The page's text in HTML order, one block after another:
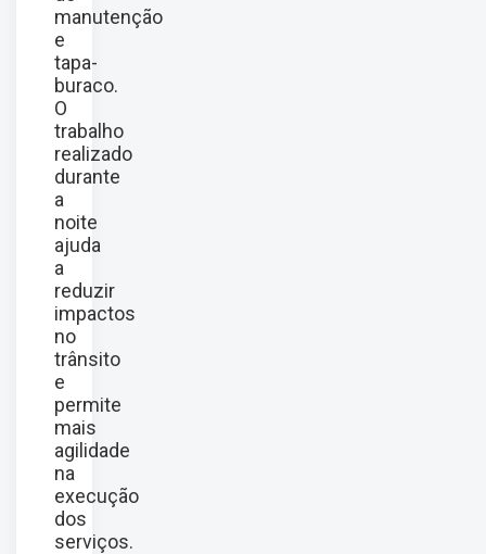
manutenção
e
tapa-
buraco.
O
trabalho
realizado
durante
a
noite
ajuda
a
reduzir
impactos
no
trânsito
e
permite
mais
agilidade
na
execução
dos
serviços.